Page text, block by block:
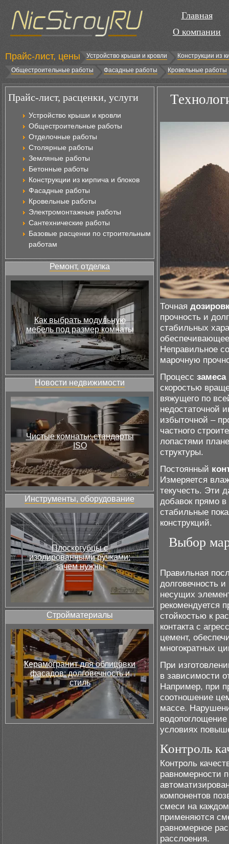
Главная
О компании
Прайс-лист, цены Устройство крыши и кровли
Конструкции из
Общестроительные работы
Фасадные работы Кровельные работы
Прайс-лист, расценки, услуги
Устройство крыши и кровли
Общестроительные работы
Отделочные работы
Столярные работы
Земляные работы
Бетонные работы
Конструкции из кирпича и блоков
Фасадные работы
Кровельные работы
Электромонтажные работы
Сантехнические работы
Базовые расценки по строительным
работам
Ремонт, отделка
Как выбрать модульную
мебель под размер комнаты
Новости недвижимости
Чистые комнаты: стандарты
ISO
Инструменты, оборудование
Плоскогубцы с
изолированными ручками:
зачем нужны
Стройматериалы
Керамогранит для облицовки
фасадов: долговечность и
стиль
Точная
прочность и
стабильных
Неправильное
марочную
Процесс замеса
скоростью
вяжущего по
недостаточной
избыточной –
частного
лопастями
структуры.
Постоянный
Измеряется
текучесть. Эти
добавок прямо в
стабильные
конструкций.
Выбор
Правильная
долговечность
несущих
рекомендуется
стойкостью к
контакта с
цемент,
многократных
При
в зависимости
Например, при
соотношение
массе.
условиях
Контроль
Контроль
равномерности
компонентов
смеси на
применяются
равномерное
расслоения.